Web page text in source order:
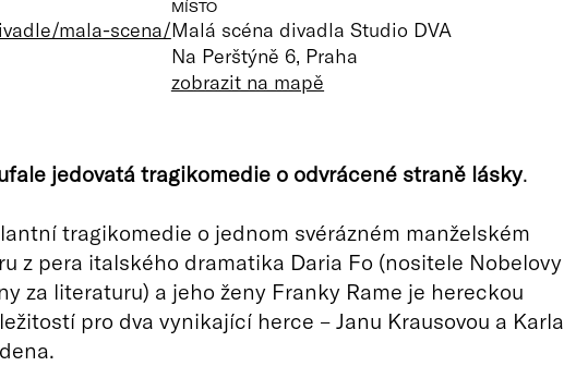
mala-scena/
MÍSTO
Malá scéna divadla Studio DVA
Na Perštýně 6, Praha
zobrazit na mapě
jedovatá tragikomedie o odvrácené straně lásky.
tragikomedie o jednom svérázném manželském
z pera italského dramatika Daria Fo (nositele Nobelovy
za literaturu) a jeho ženy Franky Rame je hereckou
pro dva vynikající herce – Janu Krausovou a Karla